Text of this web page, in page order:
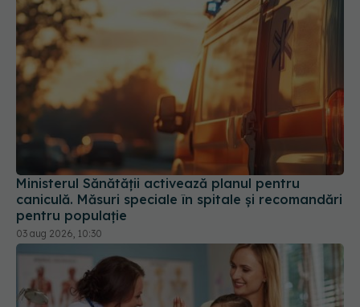
Ministerul Sănătății activează planul pentru
caniculă. Măsuri speciale în spitale și recomandări
pentru populație
03 aug 2026, 10:30